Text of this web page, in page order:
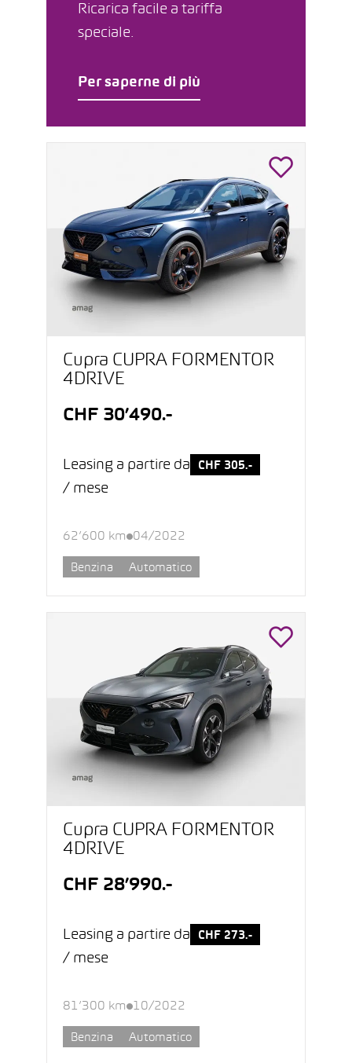
Ricarica facile a tariffa
speciale.
Per saperne di più
Cupra CUPRA FORMENTOR
4DRIVE
CHF 30’490.-
Leasing a partire da CHF 305.-
/ mese
62’600 km 04/2022
Benzina Automatico
Cupra CUPRA FORMENTOR
4DRIVE
CHF 28’990.-
Leasing a partire da CHF 273.-
/ mese
81’300 km 10/2022
Benzina Automatico